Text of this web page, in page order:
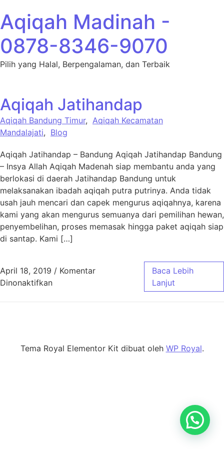
Aqiqah Madinah -
0878-8346-9070
Pilih yang Halal, Berpengalaman, dan Terbaik
Aqiqah Jatihandap
Aqiqah Bandung Timur, Aqiqah Kecamatan
Mandalajati, Blog
Aqiqah Jatihandap – Bandung Aqiqah Jatihandap Bandung
– Insya Allah Aqiqah Madenah siap membantu anda yang
berlokasi di daerah Jatihandap Bandung untuk
melaksanakan ibadah aqiqah putra putrinya. Anda tidak
usah jauh mencari dan capek mengurus aqiqahnya, karena
kami yang akan mengurus semuanya dari pemilihan hewan,
penyembelihan, proses memasak hingga paket aqiqah siap
di santap. Kami […]
April 18, 2019 / Komentar
Dinonaktifkanpada Aqiqah Jatihandap
Baca Lebih
Lanjut
Tema Royal Elementor Kit dibuat oleh WP Royal.